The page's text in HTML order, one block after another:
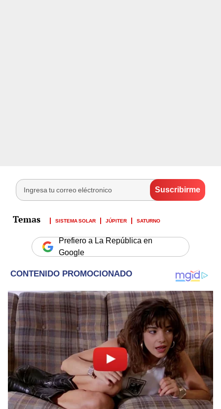
SISTEMA SOLAR JÚPITER SATURNO
Prefiero a La República en
Google